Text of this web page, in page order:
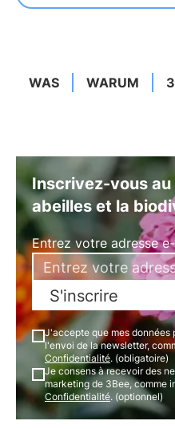
WAS WARUM
Inscrivez-vous au
abeilles et la
Entrez votre adresse
S'inscrire
J'accepte que mes données
l'envoi de la newsletter,
Confidentialité. (obligatoire)
Je consens à recevoir des
marketing de 3Bee, comme
Confidentialité. (optionnel)